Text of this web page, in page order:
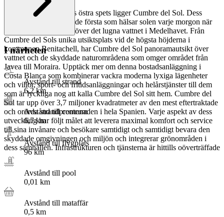
På Alicante-provinsens östra spets ligger Cumbre del Sol. Dess
invånare och gäster är de första som hälsar solen varje morgon när
den stiger majestätiskt över det lugna vattnet i Medelhavet. Från
Cumbre del Sols unika utsiktsplats vid de högsta höjderna i
kommunen Benitachell, har Cumbre del Sol panoramautsikt över
vattnet och de skyddade naturområdena som omger området från
Javea till Moraira. Upptäck mer om denna bostadsanläggning i
Costa Blanca som kombinerar vackra moderna lyxiga lägenheter
och villor, sport- och fritidsanläggningar och helårstjänster till dem
som är lyckliga nog att kalla Cumbre del Sol sitt hem. Cumbre del
Sol tar upp över 3,7 miljoner kvadratmeter av den mest eftertraktade
och orörda strandpromenaden i hela Spanien. Varje aspekt av dess
utveckling har följt målet att leverera maximal komfort och service
till sina invånare och besökare samtidigt och samtidigt bevara den
skyddade omgivningen och miljön och integrerar grönområden i
dess samhällen. Infrastrukturen och tjänsterna är hittills oöverträffade
I närheten
Avstånd till strand
6,2km
Avstånd till centrum
6,7km
Avstånd till flygplats
96km
Avstånd till pool
0,01 km
Avstånd till mataffär
0,5 km